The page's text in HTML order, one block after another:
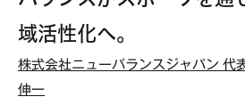
域活性化へ。
株式会社ニューバランスジャパン 代
伸一